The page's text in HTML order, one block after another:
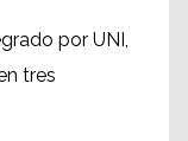
por UNI,
tres